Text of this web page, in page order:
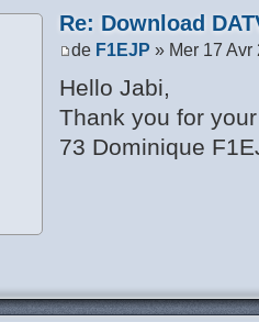
Re: Download
de F1EJP » Mer 17 Avr
Hello Jabi,
Thank you for
73 Dominique